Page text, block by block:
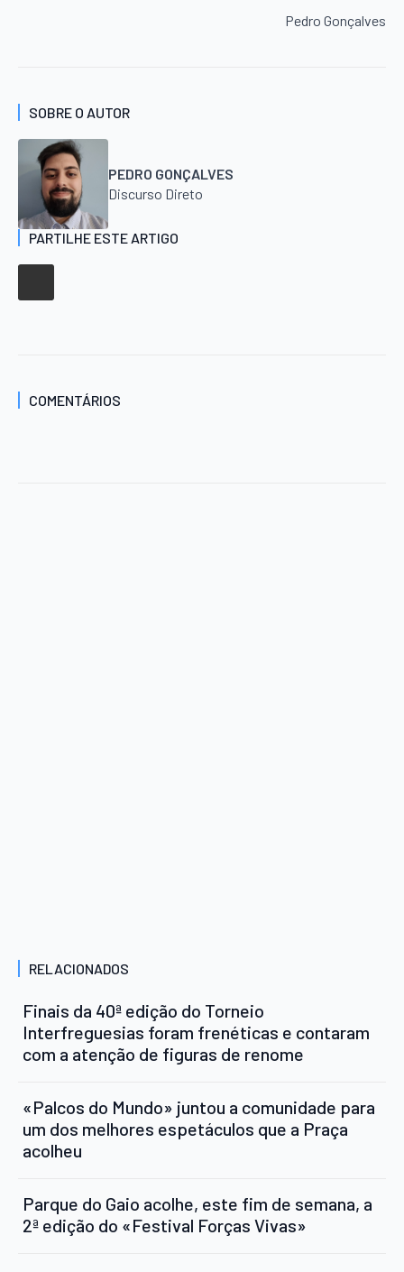
Pedro Gonçalves
SOBRE O AUTOR
PEDRO GONÇALVES
Discurso Direto
PARTILHE ESTE ARTIGO
COMENTÁRIOS
RELACIONADOS
Finais da 40ª edição do Torneio
Interfreguesias foram frenéticas e contaram
com a atenção de figuras de renome
«Palcos do Mundo» juntou a comunidade para
um dos melhores espetáculos que a Praça
acolheu
Parque do Gaio acolhe, este fim de semana, a
2ª edição do «Festival Forças Vivas»